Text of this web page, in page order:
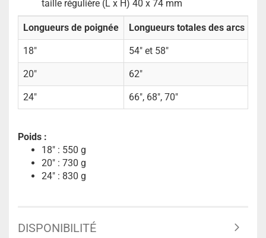
taille régulière (L x H) 40 x 74 mm
Longueurs de poignée Longueurs totales des arcs
18" 54" et 58"
20" 62"
24" 66", 68", 70"
Poids :
18" : 550 g
20" : 730 g
24" : 830 g
DISPONIBILITÉ